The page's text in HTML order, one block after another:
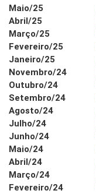
Maio/25
Abril/25
Março/25
Fevereiro/25
Janeiro/25
Novembro/24
Outubro/24
Setembro/24
Agosto/24
Julho/24
Junho/24
Maio/24
Abril/24
Março/24
Fevereiro/24